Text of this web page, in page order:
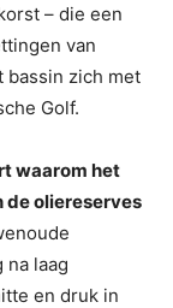
– die een
van
zich met
Golf.
waarom het
de oliereserves
na laag
en druk in